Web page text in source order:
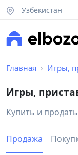
Узбекистан
Главная Игры,
Игры,
Купить и
Продажа